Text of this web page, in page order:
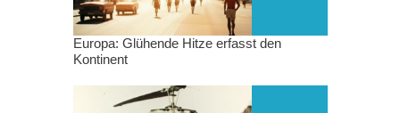
Europa: Glühende Hitze erfasst den
Kontinent